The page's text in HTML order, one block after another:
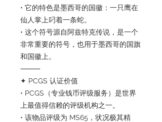
• 它的特色是墨西哥的国徽：一只鹰在
仙人掌上叼着一条蛇。
• 这个符号源自阿兹特克传说，是一个
非常重要的符号，也用于墨西哥的国旗
和国徽上。
⸻
✦ PCGS 认证价值
• PCGS（专业钱币评级服务）是世界
上最值得信赖的评级机构之一。
• 该物品评级为 MS65，状况极其精